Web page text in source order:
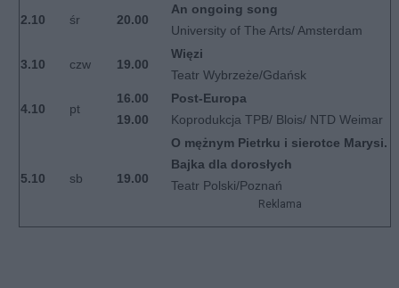
2.10 śr 20.00
An ongoing song
University of The Arts/ Amsterdam
3.10 czw 19.00
Więzi
Teatr Wybrzeże/Gdańsk
4.10 pt
16.00
19.00
Post-Europa
Koprodukcja TPB/ Blois/ NTD Weimar
5.10 sb 19.00
O mężnym Pietrku i sierotce Marysi.
Bajka dla dorosłych
Teatr Polski/Poznań
Reklama